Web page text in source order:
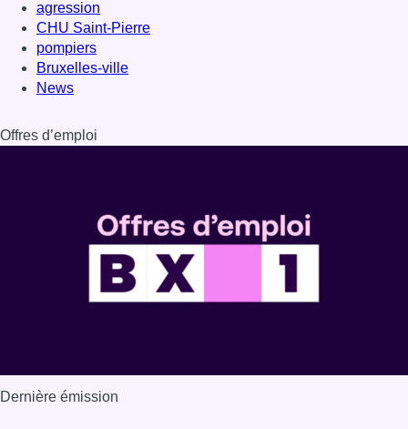
agression
CHU Saint-Pierre
pompiers
Bruxelles-ville
News
Offres d’emploi
Dernière émission